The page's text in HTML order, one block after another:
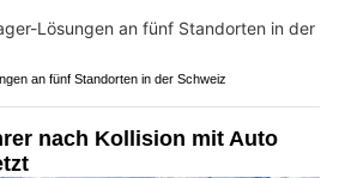
an fünf Standorten in der Schweiz
nach Kollision mit Auto